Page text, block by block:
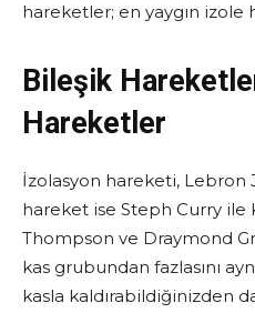
hareketler; en yaygın izole
Bileşik
Hareketler
İzolasyon hareketi, Lebron
hareket ise Steph Curry ile
Thompson ve Draymond
kas grubundan fazlasını
kasla kaldırabildiğinizden